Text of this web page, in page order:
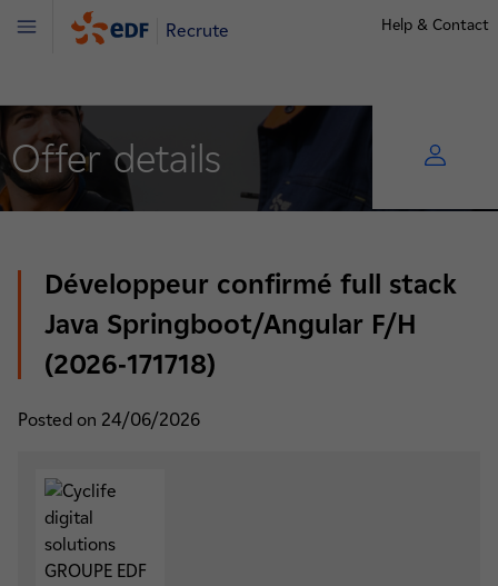
Recrute Help & Contact
Menu
Offer details
Développeur confirmé full stack
Java Springboot/Angular F/H
(2026-171718)
Posted on 24/06/2026